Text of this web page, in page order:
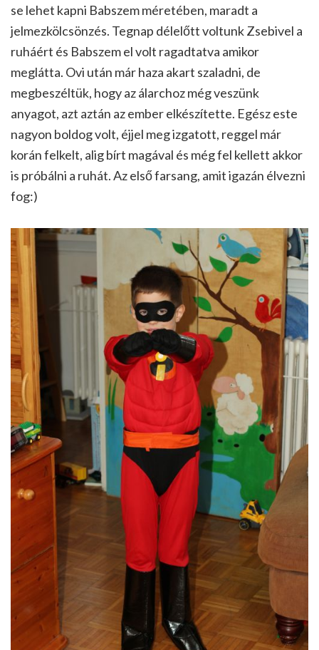
se lehet kapni Babszem méretében, maradt a
jelmezkölcsönzés. Tegnap délelőtt voltunk Zsebivel a
ruháért és Babszem el volt ragadtatva amikor
meglátta. Ovi után már haza akart szaladni, de
megbeszéltük, hogy az álarchoz még veszünk
anyagot, azt aztán az ember elkészítette. Egész este
nagyon boldog volt, éjjel meg izgatott, reggel már
korán felkelt, alig bírt magával és még fel kellett akkor
is próbálni a ruhát. Az első farsang, amit igazán élvezni
fog:)